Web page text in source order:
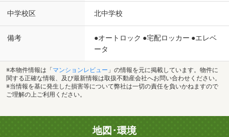
中学校区 北中学校
備考
●オートロック ●宅配ロッカー ●エレベ
ータ
※本物件情報は「 マンションレビュー 」の情報を元に掲載しています。物件に
関する正確な情報、及び最新情報は取扱不動産会社へお問い合わせください。
※当情報を基に発生した損害等について弊社は一切の責任を負いかねますので
ご理解の上ご利用ください。
地図･環境